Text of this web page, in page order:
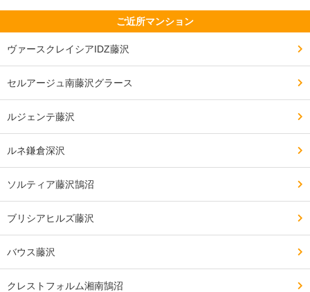
ご近所マンション
ヴァースクレイシアIDZ藤沢
セルアージュ南藤沢グラース
ルジェンテ藤沢
ルネ鎌倉深沢
ソルティア藤沢鵠沼
ブリシアヒルズ藤沢
バウス藤沢
クレストフォルム湘南鵠沼